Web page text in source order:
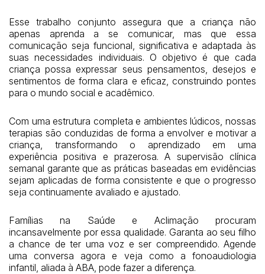
Esse trabalho conjunto assegura que a criança não
apenas aprenda a se comunicar, mas que essa
comunicação seja funcional, significativa e adaptada às
suas necessidades individuais. O objetivo é que cada
criança possa expressar seus pensamentos, desejos e
sentimentos de forma clara e eficaz, construindo pontes
para o mundo social e acadêmico.
Com uma estrutura completa e ambientes lúdicos, nossas
terapias são conduzidas de forma a envolver e motivar a
criança, transformando o aprendizado em uma
experiência positiva e prazerosa. A supervisão clínica
semanal garante que as práticas baseadas em evidências
sejam aplicadas de forma consistente e que o progresso
seja continuamente avaliado e ajustado.
Famílias na Saúde e Aclimação procuram
incansavelmente por essa qualidade. Garanta ao seu filho
a chance de ter uma voz e ser compreendido. Agende
uma conversa agora e veja como a fonoaudiologia
infantil, aliada à ABA, pode fazer a diferença.